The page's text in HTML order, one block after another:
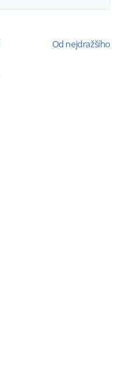
Od nejdražšího